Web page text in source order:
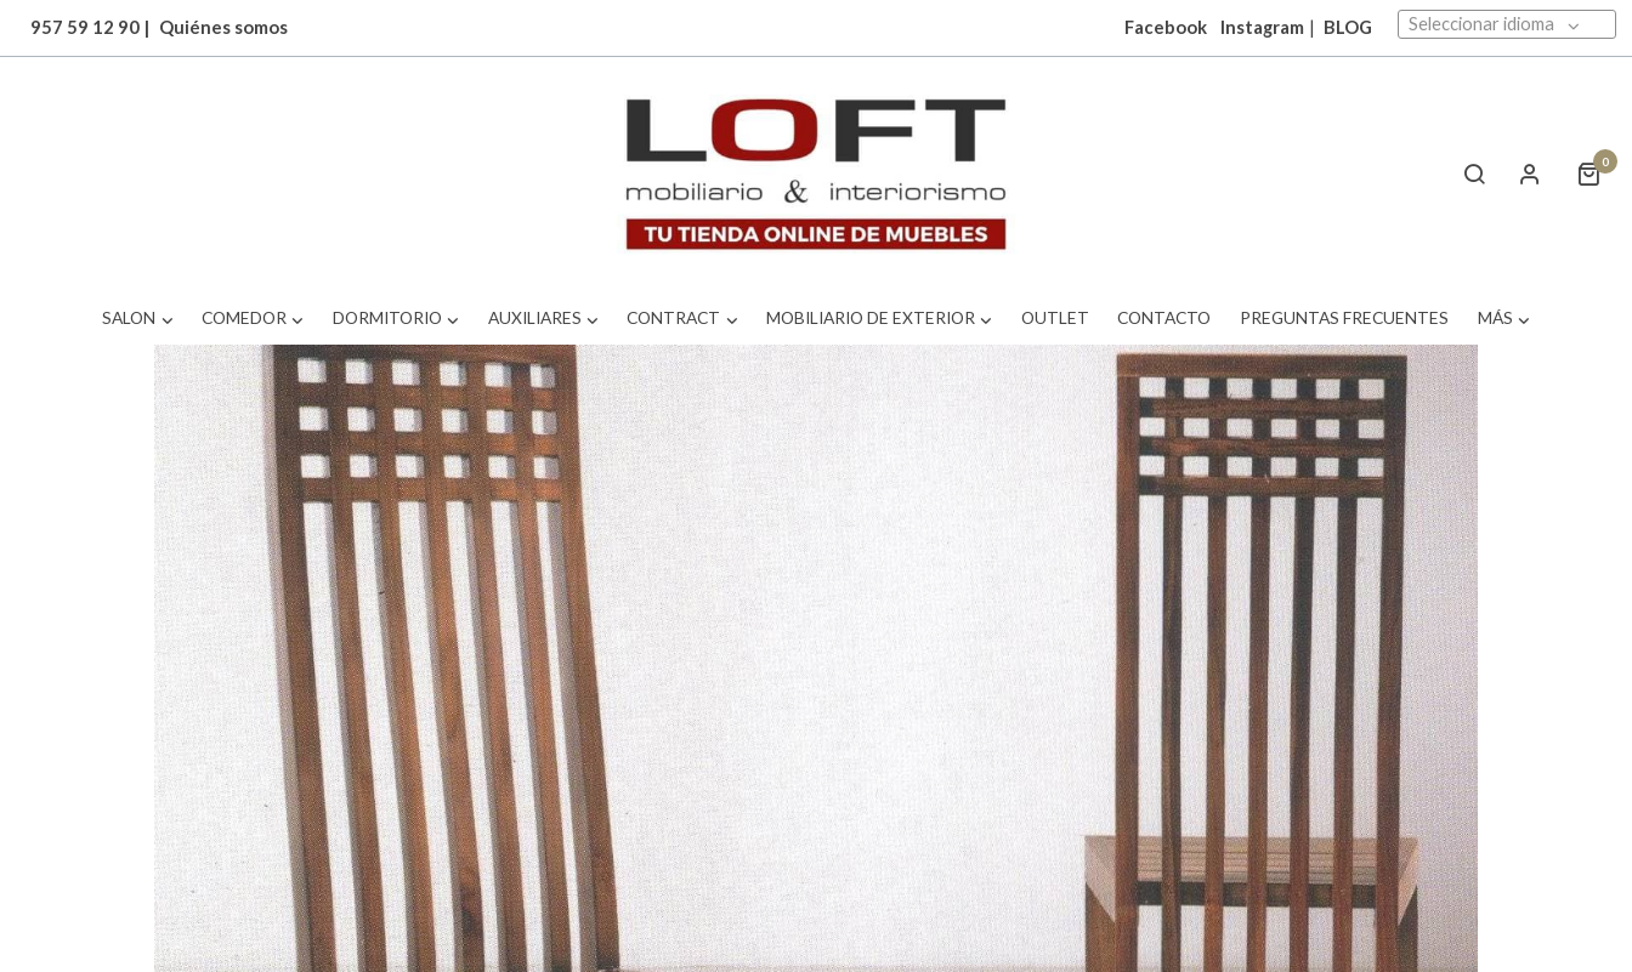
957 59 12 90 | Quiénes somos Facebook Instagram | BLOG Seleccionar idioma
0
SALON COMEDOR DORMITORIO AUXILIARES CONTRACT MOBILIARIO DE EXTERIOR OUTLET CONTACTO PREGUNTAS FRECUENTES MÁS